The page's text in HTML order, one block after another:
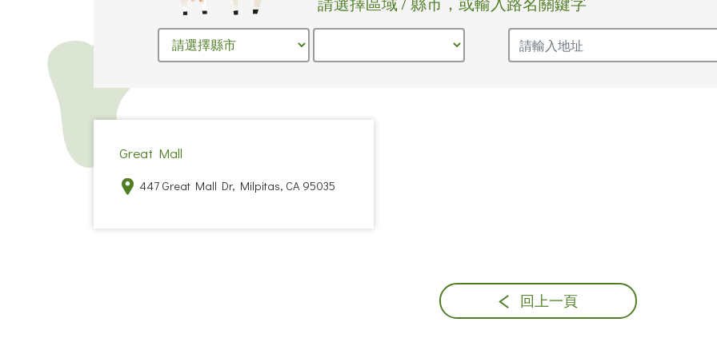
Great Mall
447 Great Mall Dr, Milpitas, CA 95035
回上一頁